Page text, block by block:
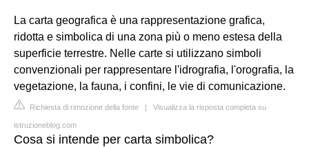
La carta geografica è una rappresentazione grafica,
ridotta e simbolica di una zona più o meno estesa della
superficie terrestre. Nelle carte si utilizzano simboli
convenzionali per rappresentare l'idrografia, l'orografia, la
vegetazione, la fauna, i confini, le vie di comunicazione.
Richiesta di rimozione della fonte | Visualizza la risposta completa su
istruzioneblog.com
Cosa si intende per carta simbolica?